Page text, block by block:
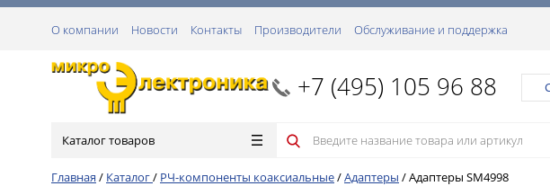
О компании Новости Контакты Производители Обслуживание и поддержка
+7 (495) 105 96 88
Каталог товаров
Главная / Каталог/ РЧ-компоненты коаксиальные/Адаптеры /Адаптеры SM4998